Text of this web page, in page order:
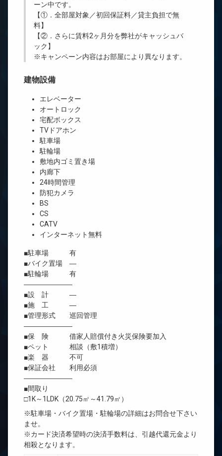
ーン中です。
【①．全部屋対象／初回保証料／貸主負担で無
料】
【②．さらに賃料2ヶ月分を弊社がキャッシュバ
ック】
※キャンペーン内容はお部屋により異なります。
建物設備
エレベーター
オートロック
宅配ボックス
TVドアホン
駐車場
駐輪場
敷地内ゴミ置き場
内廊下
24時間管理
防犯カメラ
BS
CS
CATV
インターネット無料
■駐車場 有
■バイク置場 ―
■駐輪場 有
―――――――
■設 計 ―
■施 工 ―
■管理形式 巡回管理
―――――――
■保 険 借家人賠償付き火災保険要加入
■ペット 相談（敷1積増）
■楽 器 不可
■保証会社 利用必須
―――――――
■間取り
□1K～1LDK（20.75㎡～41.79㎡）
※駐車場・バイク置場・駐輪場の詳細はお問合せ下さい
ませ。
※カード決済希望時の決済手数料は、引越代還元金より
相殺となります。